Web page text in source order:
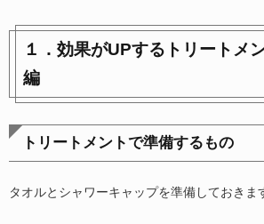
１．効果がUPするトリートメ
編
トリートメントで準備するもの
タオルとシャワーキャップを準備しておきま